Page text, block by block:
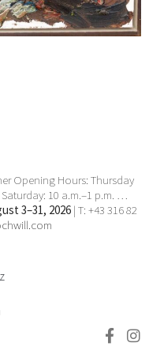
Opening Hours: Thursday
10 a.m.–1 p.m. …
3–31, 2026 | T: +43 316 82